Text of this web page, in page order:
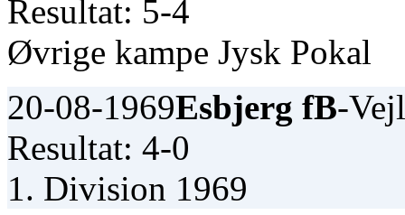
Resultat: 5-4
Øvrige kampe Jysk Pokal
20-08-1969Esbjerg fB-
Resultat: 4-0
1. Division 1969